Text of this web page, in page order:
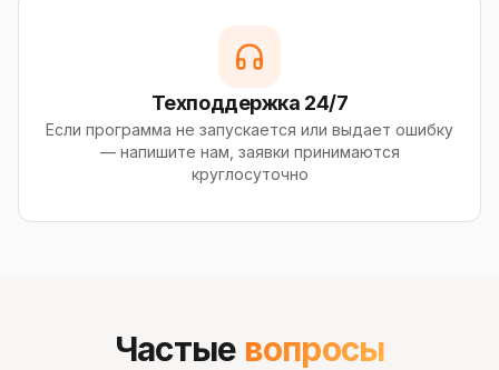
Техподдержка 24/7
Если программа не запускается или выдает ошибку
— напишите нам, заявки принимаются
круглосуточно
Частые вопросы